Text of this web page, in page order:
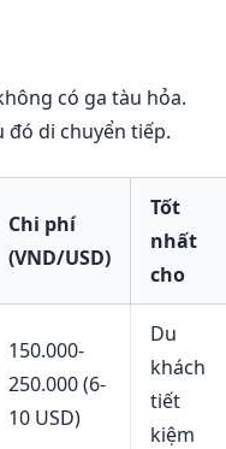
có ga tàu hỏa.
đó di chuyển tiếp.
Chi phí
(VND/USD)
Tốt
nhất
cho
150.000-
250.000 (6-
10 USD)
Du
khách
tiết
kiệm